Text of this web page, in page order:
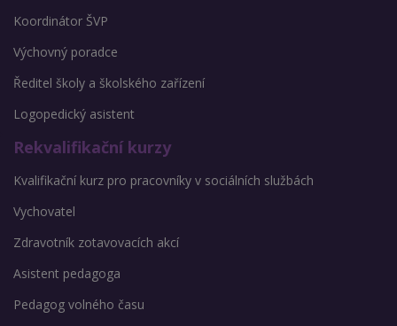
Koordinátor ŠVP
Výchovný poradce
Ředitel školy a školského zařízení
Logopedický asistent
Rekvalifikační kurzy
Kvalifikační kurz pro pracovníky v sociálních službách
Vychovatel
Zdravotník zotavovacích akcí
Asistent pedagoga
Pedagog volného času